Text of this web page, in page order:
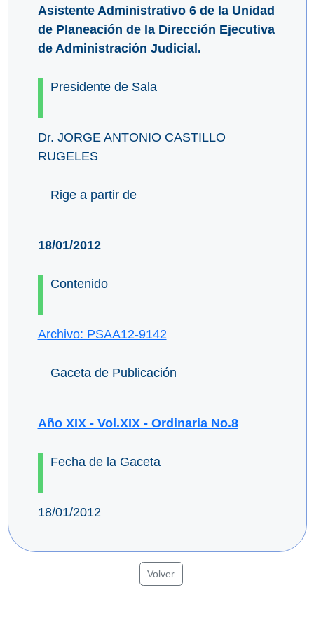
Asistente Administrativo 6 de la Unidad
de Planeación de la Dirección Ejecutiva
de Administración Judicial.
Presidente de Sala
Dr. JORGE ANTONIO CASTILLO
RUGELES
Rige a partir de
18/01/2012
Contenido
Archivo: PSAA12-9142
Gaceta de Publicación
Año XIX - Vol.XIX - Ordinaria No.8
Fecha de la Gaceta
18/01/2012
Volver